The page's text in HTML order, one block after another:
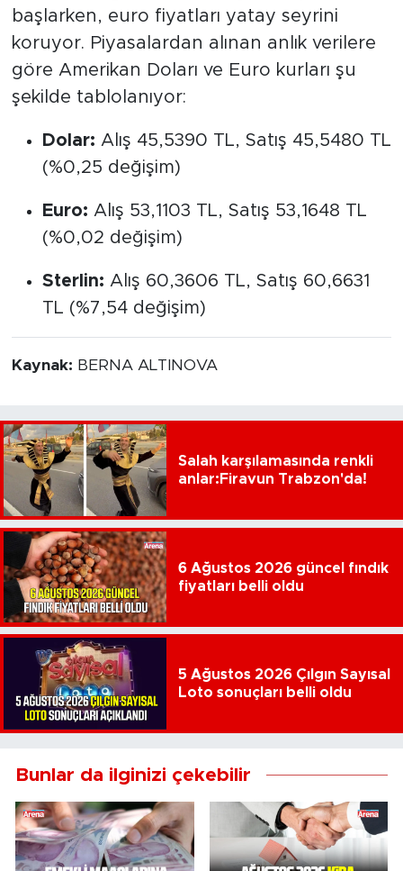
başlarken, euro fiyatları yatay seyrini
koruyor. Piyasalardan alınan anlık verilere
göre Amerikan Doları ve Euro kurları şu
şekilde tablolanıyor:
Dolar: Alış 45,5390 TL, Satış 45,5480 TL
(%0,25 değişim)
Euro: Alış 53,1103 TL, Satış 53,1648 TL
(%0,02 değişim)
Sterlin: Alış 60,3606 TL, Satış 60,6631
TL (%7,54 değişim)
Kaynak: BERNA ALTINOVA
Salah karşılamasında renkli
anlar:Firavun Trabzon'da!
6 Ağustos 2026 güncel fındık
fiyatları belli oldu
5 Ağustos 2026 Çılgın Sayısal
Loto sonuçları belli oldu
Bunlar da ilginizi çekebilir